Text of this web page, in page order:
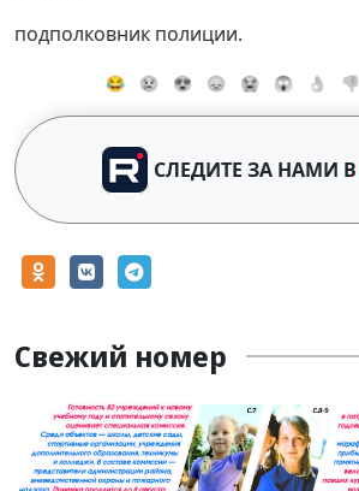
подполковник полиции.
😂 😢 😍 😞 😭 😱 👌 👎
СЛЕДИТЕ ЗА НАМИ В
Свежий номер